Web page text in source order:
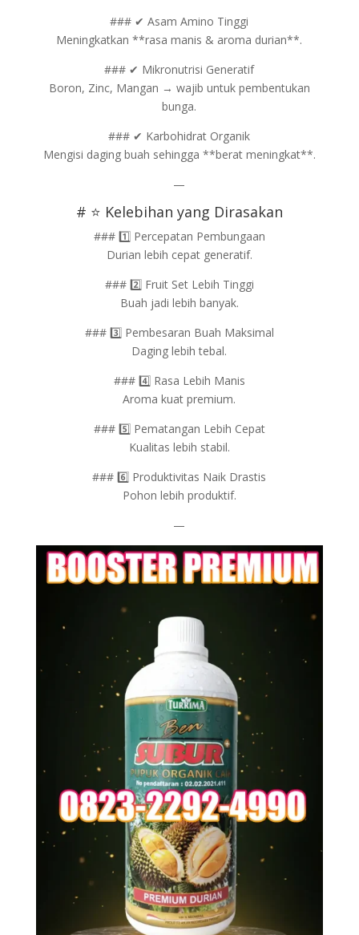
### ✔ Asam Amino Tinggi
Meningkatkan **rasa manis & aroma durian**.
### ✔ Mikronutrisi Generatif
Boron, Zinc, Mangan → wajib untuk pembentukan
bunga.
### ✔ Karbohidrat Organik
Mengisi daging buah sehingga **berat meningkat**.
—
# ⭐ Kelebihan yang Dirasakan
### 1️⃣ Percepatan Pembungaan
Durian lebih cepat generatif.
### 2️⃣ Fruit Set Lebih Tinggi
Buah jadi lebih banyak.
### 3️⃣ Pembesaran Buah Maksimal
Daging lebih tebal.
### 4️⃣ Rasa Lebih Manis
Aroma kuat premium.
### 5️⃣ Pematangan Lebih Cepat
Kualitas lebih stabil.
### 6️⃣ Produktivitas Naik Drastis
Pohon lebih produktif.
—